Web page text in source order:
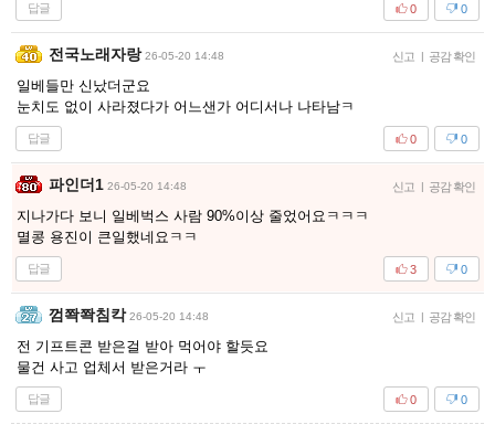
답글 0
0
전국노래자랑 26-05-20 14:48 신고 | 공감 확인
일베들만 신났더군요
눈치도 없이 사라졌다가 어느샌가 어디서나 나타남ㅋ
답글 0
0
파인더1 26-05-20 14:48 신고 | 공감 확인
지나가다 보니 일베벅스 사람 90%이상 줄었어요ㅋㅋㅋ
멸콩 용진이 큰일했네요ㅋㅋ
답글 0
3
껌쫙쫙침칵 26-05-20 14:48 신고 | 공감 확인
전 기프트콘 받은걸 받아 먹어야 할듯요
물건 사고 업체서 받은거라 ㅜ
답글 0
0